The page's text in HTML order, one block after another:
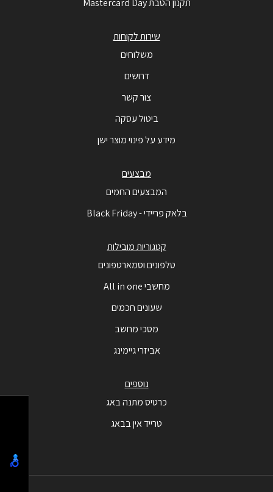
תקנון הטבת Mastercard Day
שירות לקוחות
משלוחים
דרושים
צור קשר
ביטול עסקה
מידע על פינוי מוצר ישן
מבצעים
המבצעים החמים
בלאק פריידי - Black Friday
קטגוריות מובילות
טלפונים וסמארטפונים
מחשבי All in one
שעונים חכמים
מסכי מחשב
אביזרי גיימינג
נוספים
כרטיס מתנה באג
טרייד אין בבאג